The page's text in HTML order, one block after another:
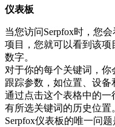
仪表板
当您访问Serpfox时，您
项目，您就可以看到该
数字。
对于你的每个关键词，
跟踪参数，如位置、设备
通过点击这个表格中的一
有所选关键词的历史位置
Serpfox仪表板的唯一问